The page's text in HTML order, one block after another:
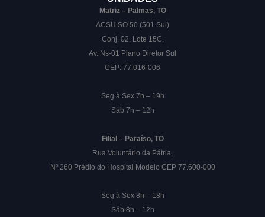
Matriz – Palmas, TO
ACSU SO 50 (501 Sul)
Conj. 02, Lote 15C,
Av. Ns-01 Plano Diretor Sul
CEP: 77.016-006
Seg à Sex 7h – 19h
Sáb 7h – 12h
Filial – Paraíso, TO
Rua Voluntário da Pátria,
Nº 260 Prédio do Hospital Modelo CEP 77.600-000
Seg à Sex 8h – 18h
Sáb 8h – 12h